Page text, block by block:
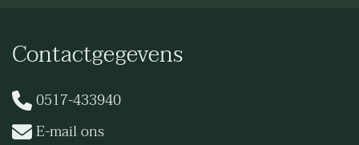
Contactgegevens
0517-433940
E-mail ons